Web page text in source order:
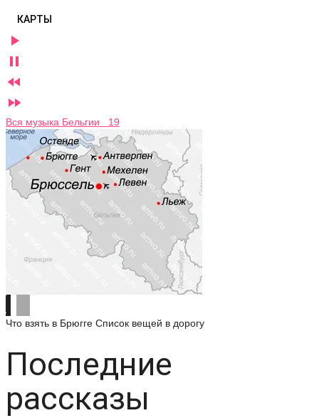
КАРТЫ




Вся музыка Бельгии 19
Что взять в Брюгге Список вещей в дорогу
Последние
рассказы